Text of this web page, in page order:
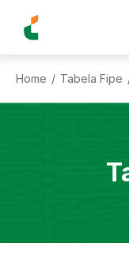
Home / Tabela Fipe